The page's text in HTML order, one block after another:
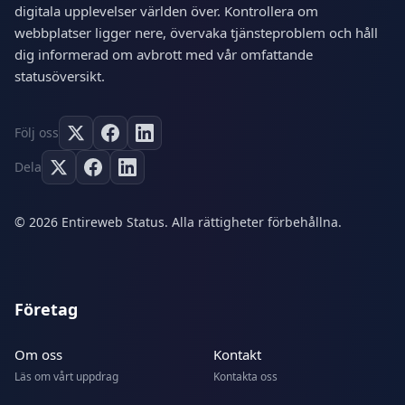
digitala upplevelser världen över. Kontrollera om
webbplatser ligger nere, övervaka tjänsteproblem och håll
dig informerad om avbrott med vår omfattande
statusöversikt.
Följ oss
Dela
© 2026 Entireweb Status. Alla rättigheter förbehållna.
Företag
Om oss
Läs om vårt uppdrag
Kontakt
Kontakta oss